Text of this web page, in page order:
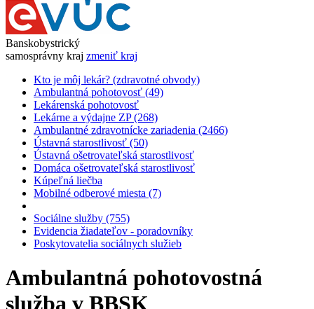
Banskobystrický
samosprávny kraj zmeniť kraj
Kto je môj lekár? (zdravotné obvody)
Ambulantná pohotovosť (49)
Lekárenská pohotovosť
Lekárne a výdajne ZP (268)
Ambulantné zdravotnícke zariadenia (2466)
Ústavná starostlivosť (50)
Ústavná ošetrovateľská starostlivosť
Domáca ošetrovateľská starostlivosť
Kúpeľná liečba
Mobilné odberové miesta (7)
Sociálne služby (755)
Evidencia žiadateľov - poradovníky
Poskytovatelia sociálnych služieb
Ambulantná pohotovostná
služba v BBSK